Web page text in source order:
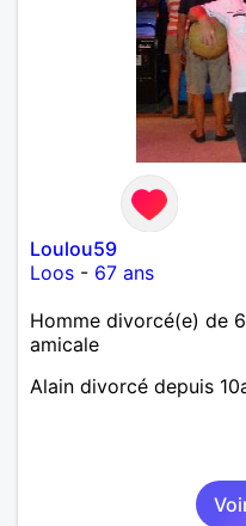
Loulou59
Loos - 67 ans
Homme divorcé(e) de
amicale
Alain divorcé depuis